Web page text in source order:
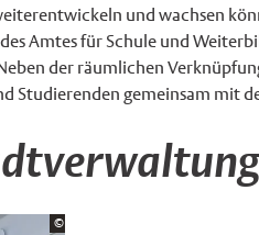
und wachsen
Amtes für Schule und
der räumlichen
Studierenden gemeinsam mit
©